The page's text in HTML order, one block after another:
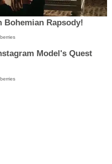
Bohemian Rapsody!
Model's Quest